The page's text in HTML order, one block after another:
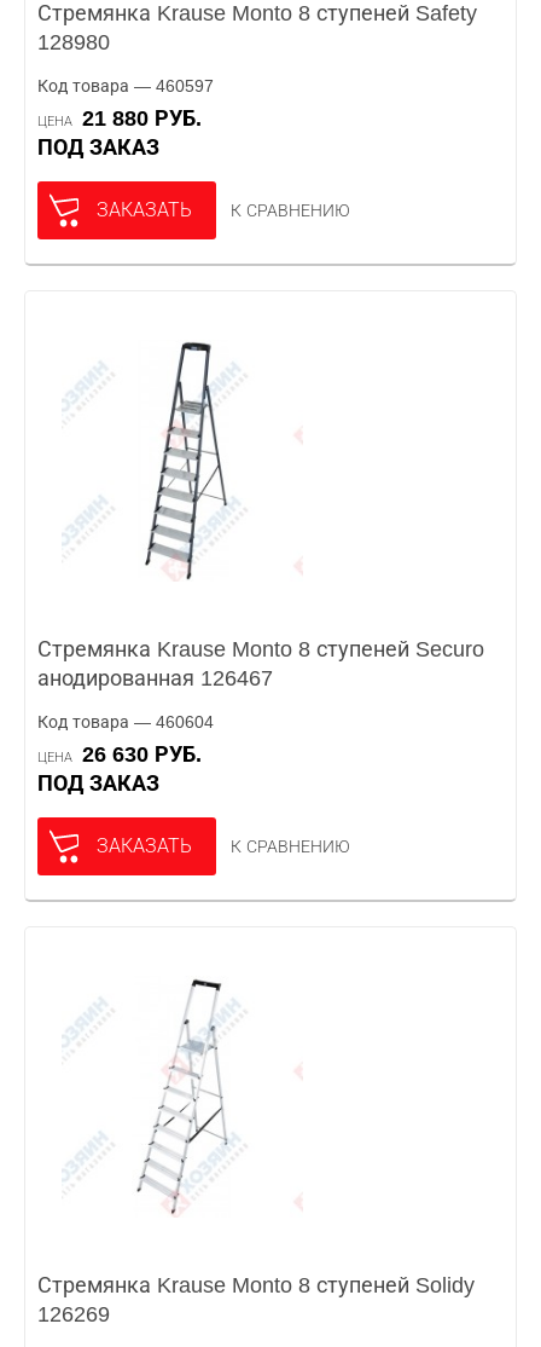
Стремянка Krause Monto 8 ступеней Safety
128980
Код товара — 460597
ЦЕНА
21 880 РУБ.
ПОД ЗАКАЗ
ЗАКАЗАТЬ К СРАВНЕНИЮ
Стремянка Krause Monto 8 ступеней Securo
анодированная 126467
Код товара — 460604
ЦЕНА
26 630 РУБ.
ПОД ЗАКАЗ
ЗАКАЗАТЬ К СРАВНЕНИЮ
Стремянка Krause Monto 8 ступеней Solidy
126269